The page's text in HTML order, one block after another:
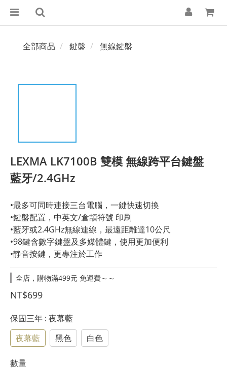
全部商品 鍵盤 無線鍵盤
LEXMA LK7100B 雙模 無線跨平台鍵盤
藍牙/2.4GHz
•最多可同時連接三台電腦，一鍵快速切換
•鍵盤配置，中英文/倉頡符號 印刷
•藍牙或2.4GHz無線連線，最遠距離達10公尺
•98鍵含數字鍵盤及多媒體鍵，使用更加便利
•静音按鍵，更專注於工作
全店，購物滿499元 免運費～～
NT$699
保固三年 : 夜幕藍
夜幕藍
黑色 白色
數量